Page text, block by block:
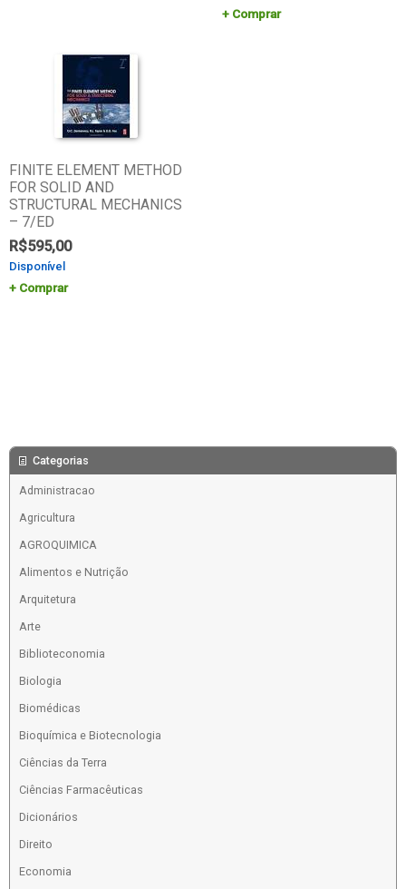
Comprar
FINITE ELEMENT METHOD
FOR SOLID AND
STRUCTURAL MECHANICS
– 7/ED
R$595,00
Disponível
Comprar
Categorias
Administracao
Agricultura
AGROQUIMICA
Alimentos e Nutrição
Arquitetura
Arte
Biblioteconomia
Biologia
Biomédicas
Bioquímica e Biotecnologia
Ciências da Terra
Ciências Farmacêuticas
Dicionários
Direito
Economia